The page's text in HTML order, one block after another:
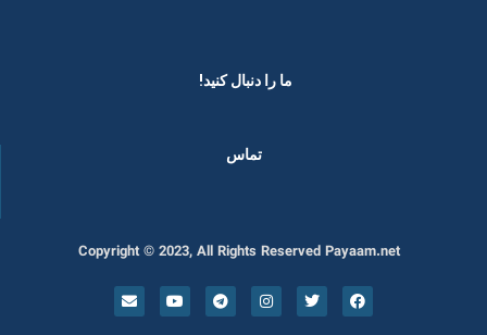
ما را دنبال کنید! ​
تماس
Copyright © 2023, All Rights Reserved Payaam.net